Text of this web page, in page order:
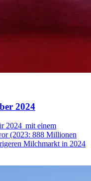
2024
2024 mit einem
(2023: 888 Millionen
Milchmarkt in 2024